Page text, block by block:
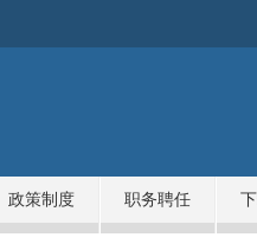
政策制度 职务聘任